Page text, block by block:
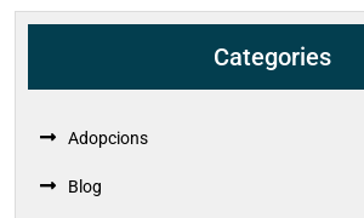
Categories
Adopcions
Blog